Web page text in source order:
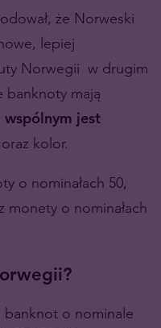
że Norweski
lepiej
Norwegii w drugim
banknoty mają
jest
kolor.
o nominałach 50,
monety o nominałach
banknot o nominale